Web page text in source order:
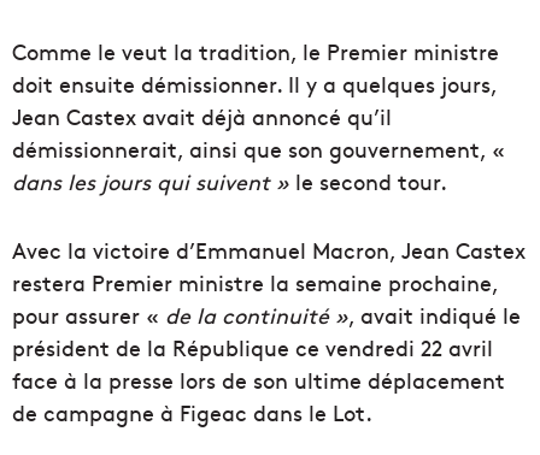
Comme le veut la tradition, le Premier ministre
doit ensuite démissionner. Il y a quelques jours,
Jean Castex avait déjà annoncé qu’il
démissionnerait, ainsi que son gouvernement, «
dans les jours qui suivent » le second tour.
Avec la victoire d’Emmanuel Macron, Jean Castex
restera Premier ministre la semaine prochaine,
pour assurer « de la continuité », avait indiqué le
président de la République ce vendredi 22 avril
face à la presse lors de son ultime déplacement
de campagne à Figeac dans le Lot.